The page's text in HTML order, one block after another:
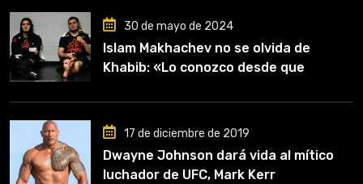
30 de mayo de 2024
Islam Makhachev no se olvida de
Khabib: «Lo conozco desde que
clave en mi carrera»
17 de diciembre de 2019
Dwayne Johnson dará vida al mítico
luchador de UFC, Mark Kerr